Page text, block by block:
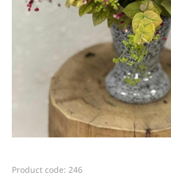
Product code: 246